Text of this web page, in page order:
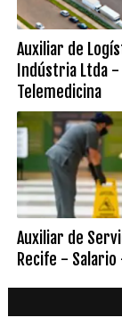
Auxiliar de
Indústria Ltda -
Telemedicina
Auxiliar de
Recife - Salario